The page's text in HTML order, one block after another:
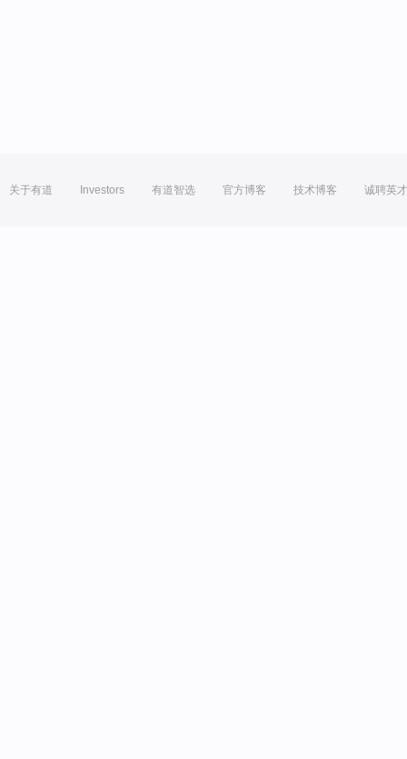
关于有道 Investors 有道智选 官方博客 技术博客 诚聘英才